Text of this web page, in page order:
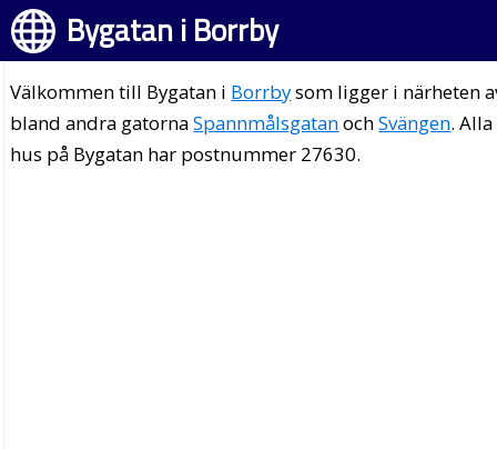
Bygatan i Borrby
Välkommen till Bygatan i Borrbysom ligger i närheten
bland andra gatornaSpannmålsgatanochSvängen. Alla
hus på Bygatan har postnummer 27630.